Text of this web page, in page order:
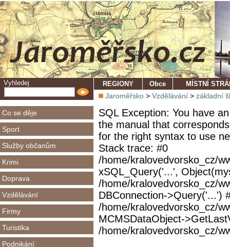
Vyhledej
Co se děje
Sport
Služby občanům
Krimi
Doprava
Vzdělávání
Firmy
Turistika
Podnikání
REGIONY Obce MÍSTNÍ
Jaroměřsko > Vzdělávání > základní
SQL Exception: You have
the manual that
for the right syntax to use
Stack trace: #0
/home/kralovedvorsko_cz/
xSQL_Query('...',
/home/kralovedvorsko_cz/
DBConnection->Query('...')
/home/kralovedvorsko_cz/
MCMSDataObject-
/home/kralovedvorsko_cz/